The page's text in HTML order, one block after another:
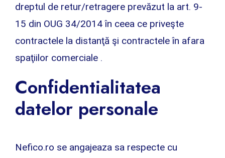
dreptul de retur/retragere prevăzut la art. 9-
15 din OUG 34/2014 în ceea ce priveşte
contractele la distanţă şi contractele în afara
spaţiilor comerciale .
Confidentialitatea
datelor personale
Nefico.ro se angajeaza sa respecte cu